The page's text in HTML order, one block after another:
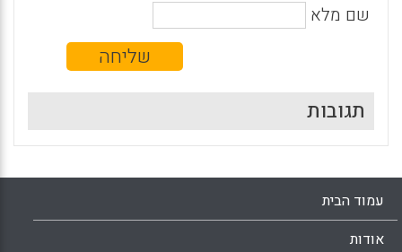
שם מלא
תגובות
עמוד הבית
אודות